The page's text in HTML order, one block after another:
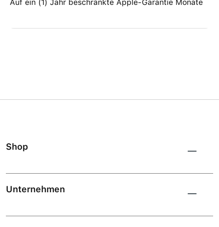
Auf ein (1) Jahr beschränkte Apple-Garantie Monate
Shop
Unternehmen